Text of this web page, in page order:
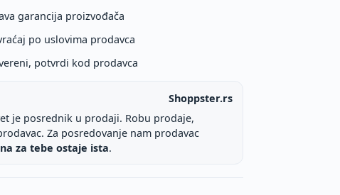
garancija proizvođača
po uslovima prodavca
potvrdi kod prodavca
Shoppster.rs
je posrednik u prodaji. Robu prodaje,
Za posredovanje nam prodavac
za tebe ostaje ista.